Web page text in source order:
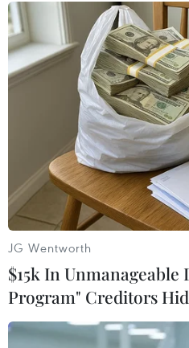
Động đất có độ lớn
khu vực Đảo
02/12/2023 23:52
Hệ thống cảnh báo sóng
báo sóng thần sau khi một
xảy ra tại khu vực Đảo
JG Wentworth
$15k In Unmanageable
Program" Creditors